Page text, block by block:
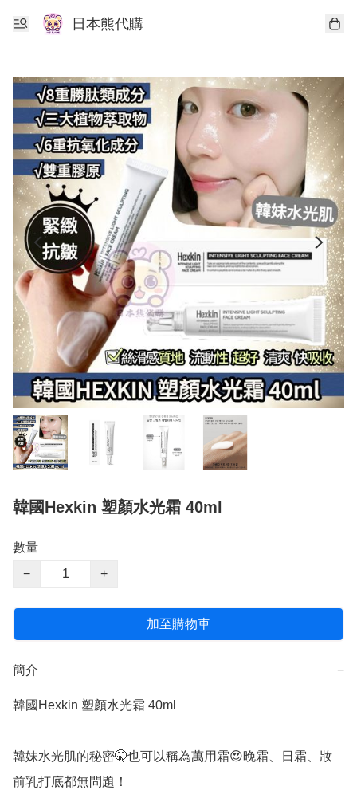
日本熊代購
韓國Hexkin 塑顏水光霜 40ml
數量
−
+
加至購物車
簡介 −
韓國Hexkin 塑顏水光霜 40ml
韓妹水光肌的秘密🤫也可以稱為萬用霜😍晚霜、日霜、妝
前乳打底都無問題！